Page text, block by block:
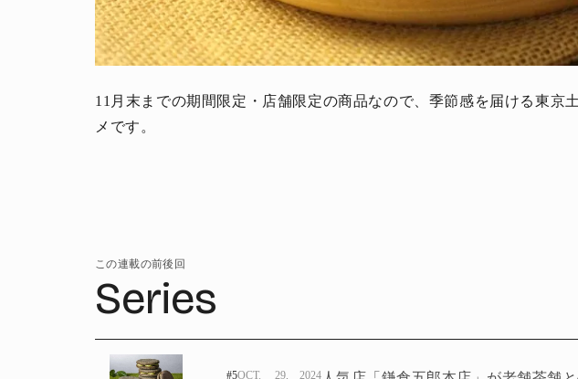
11月末までの期間限定・店舗限定の商品なので、季節感を届ける東京
メです。
この連載の前後回
Series
#5OCT. 29, 2024